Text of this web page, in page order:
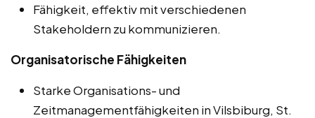
Fähigkeit, effektiv mit verschiedenen
Stakeholdern zu kommunizieren.
Organisatorische Fähigkeiten
Starke Organisations- und
Zeitmanagementfähigkeiten in Vilsbiburg, St.